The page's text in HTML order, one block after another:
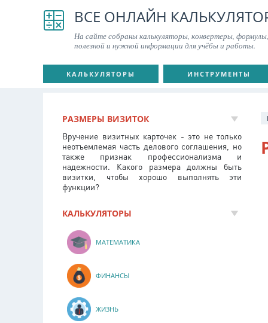
ВСЕ ОНЛАЙН
На сайте собраны калькуляторы, конвертеры,
полезной и нужной информации для учёбы и работы.
КАЛЬКУЛЯТОРЫ ИНСТРУМЕНТЫ
РАЗМЕРЫ ВИЗИТОК
Вручение визитных карточек - это не только
неотъемлемая часть делового соглашения, но
также признак профессионализма и
надежности. Какого размера должны быть
визитки, чтобы хорошо выполнять эти
функции?
КАЛЬКУЛЯТОРЫ
МАТЕМАТИКА
ФИНАНСЫ
ЖИЗНЬ